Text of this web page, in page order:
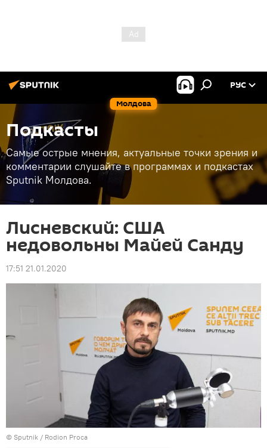
Молдова
РУС
Подкасты
Самые острые мнения, актуальные точки зрения и
комментарии слушайте в программах и подкастах
Sputnik Молдова.
Лисневский: США
недовольны Майей Санду
17:51 21.01.2020
© Sputnik / Rodion Proca